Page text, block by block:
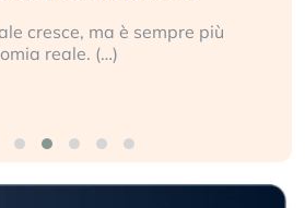
cresce, ma è sempre più
reale. (…)